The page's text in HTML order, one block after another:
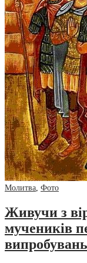
Молитва Фото
Живучи з
мучеників
випробувань